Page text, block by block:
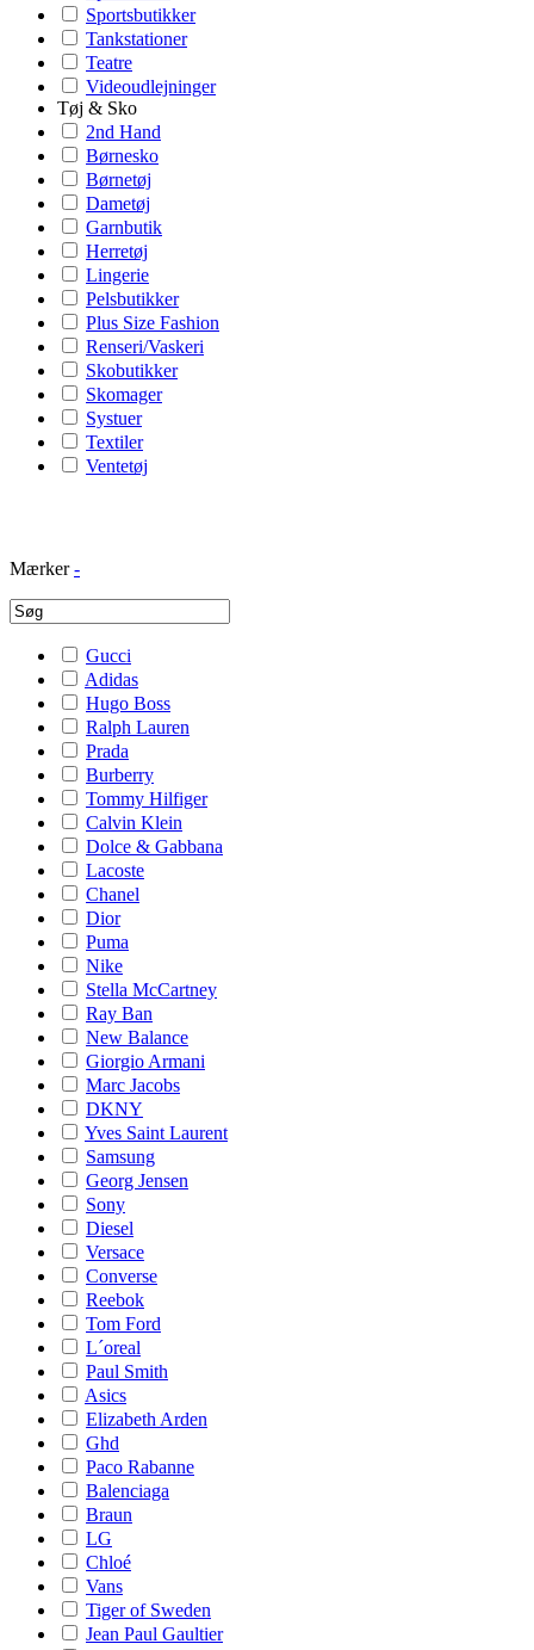
Sportsbutikker
Tankstationer
Teatre
Videoudlejninger
Tøj & Sko
2nd Hand
Børnesko
Børnetøj
Dametøj
Garnbutik
Herretøj
Lingerie
Pelsbutikker
Plus Size Fashion
Renseri/Vaskeri
Skobutikker
Skomager
Systuer
Textiler
Ventetøj
Mærker -
Gucci
Adidas
Hugo Boss
Ralph Lauren
Prada
Burberry
Tommy Hilfiger
Calvin Klein
Dolce & Gabbana
Lacoste
Chanel
Dior
Puma
Nike
Stella McCartney
Ray Ban
New Balance
Giorgio Armani
Marc Jacobs
DKNY
Yves Saint Laurent
Samsung
Georg Jensen
Sony
Diesel
Versace
Converse
Reebok
Tom Ford
L´oreal
Paul Smith
Asics
Elizabeth Arden
Ghd
Paco Rabanne
Balenciaga
Braun
LG
Chloé
Vans
Tiger of Sweden
Jean Paul Gaultier